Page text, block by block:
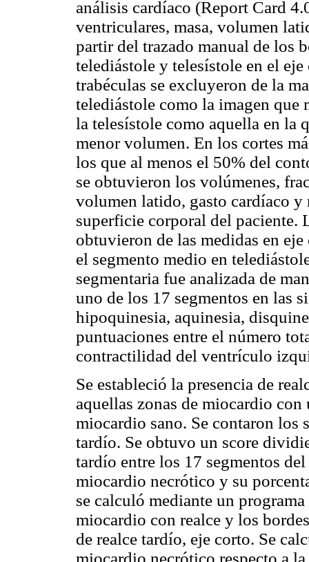
análisis cardíaco (Report Card
ventriculares, masa, volumen
partir del trazado manual de los
telediástole y telesístole en el
trabéculas se excluyeron de la
telediástole como la imagen
la telesístole como aquella en la
menor volumen. En los cortes
los que al menos el 50% del
se obtuvieron los volúmenes,
volumen latido, gasto cardíaco y
superficie corporal del paciente.
obtuvieron de las medidas en
el segmento medio en
segmentaria fue analizada de
uno de los 17 segmentos en las
hipoquinesia, aquinesia,
puntuaciones entre el número
contractilidad del ventrículo
Se estableció la presencia de
aquellas zonas de miocardio
miocardio sano. Se contaron los
tardío. Se obtuvo un score
tardío entre los 17 segmentos
miocardio necrótico y su
se calculó mediante un
miocardio con realce y los
de realce tardío, eje corto. Se